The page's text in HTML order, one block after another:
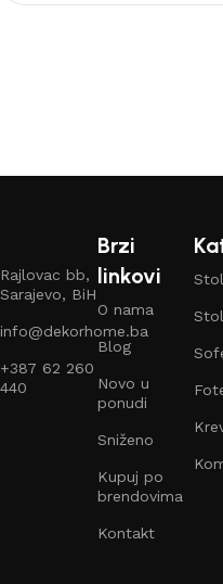
Rajlovac bb,
Sarajevo, BiH
info@dekorhome.ba
+387 62 260
440
Brzi
linkovi
O nama
Blog
Novo u
ponudi
Sniženo
Kupuj po
brendovima
Kontakt